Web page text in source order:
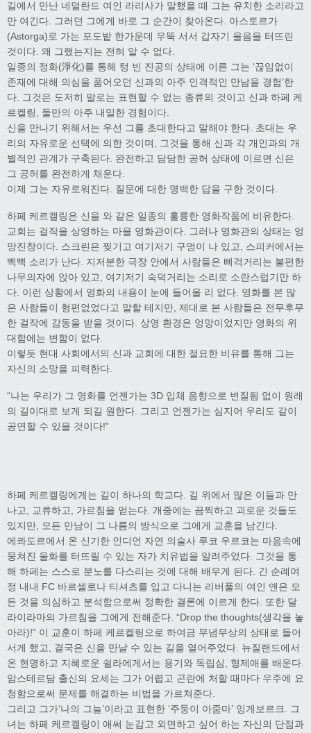
길에서 만난 네덜란드 여인 라리사가 말했을 때 그는 유치한 소리라고
만 여긴다. 그러던 그에게 바로 그 순간이 찾아온다. 아스토르가
(Astorga)로 가는 포도밭 한가운데 우뚝 서서 갑자기 울음을 터뜨린
것이다. 왜 그랬는지는 전혀 알 수 없다.
일종의 정화(淨化)를 통해 텅 빈 진공의 상태에 이른 그는 ‘끊임없이
존재에 대해 의심을 품어오던 신과의 아주 인격적인 만남을 경험’한
다. 그것은 도저히 말로는 표현할 수 없는 종류의 것이고 신과 하페 케
르켈링, 둘만의 아주 내밀한 경험이다.
신을 만나기 위해서는 우선 그를 초대한다고 말해야 한다. 초대는 우
리의 자유로운 선택에 의한 것이며, 그것을 통해 신과 각 개인과의 개
별적인 관계가 구축된다. 완전하고 담담한 공허 상태에 이르면 신은
그 공허를 완전하게 채운다.
이제 그는 자유로워진다. 질문에 대한 명백한 답을 구한 것이다.
하페 케르켈링은 신을 와 같은 일종의 훌륭한 영화작품에 비유한다.
교회는 걸작을 상영하는 마을 영화관이다. 그러나 영화관의 상태는 엉
망진창이다. 스크린은 찢기고 여기저기 구멍이 나 있고, 스피커에서는
삑삑 소리가 난다. 지저분한 극장 안에서 사람들은 삐걱거리는 불편한
나무의자에 앉아 있고, 여기저기 숙덕거리는 소리로 소란스럽기만 하
다. 이런 상황에서 영화의 내용이 눈에 들어올 리 없다. 영화를 본 많
은 사람들이 형편없었다고 말할 테지만, 제대로 본 사람들은 전무후무
한 걸작에 감동을 받을 것이다. 상영 환경은 엉망이었지만 영화의 위
대함에는 변함이 없다.
이렇듯 현대 사회에서의 신과 교회에 대한 절묘한 비유를 통해 그는
자신의 소망을 피력한다.
“나는 우리가 그 영화를 언젠가는 3D 입체 음향으로 변질됨 없이 원래
의 길이대로 보게 되길 원한다. 그리고 언젠가는 심지어 우리도 같이
공연할 수 있을 것이다!”
하페 케르켈링에게는 길이 하나의 학교다. 길 위에서 많은 이들과 만
나고, 교류하고, 가르침을 얻는다. 개중에는 끔찍하고 괴로운 것들도
있지만, 모든 만남이 그 나름의 방식으로 그에게 교훈을 남긴다.
에콰도르에서 온 신기한 인디언 자연 의술사 루코 우르코는 마음속에
뭉쳐진 울화를 터뜨릴 수 있는 자가 치유법을 알려주었다. 그것을 통
해 하페는 스스로 분노를 다스리는 것에 대해 배우게 된다. 긴 순례여
정 내내 FC 바르셀로나 티셔츠를 입고 다니는 리버풀의 여인 앤은 모
든 것을 의심하고 분석함으로써 정확한 결론에 이르게 한다. 또한 달
라이라마의 가르침을 그에게 전해준다. “Drop the thoughts(생각을 놓
아라)!” 이 교훈이 하페 케르켈링으로 하여금 무념무상의 상태로 들어
서게 했고, 결국은 신을 만날 수 있는 길을 열어주었다. 뉴질랜드에서
온 현명하고 지혜로운 쉴라에게서는 용기와 독립심, 형제애를 배운다.
암스테르담 출신의 요세는 그가 어렵고 곤란에 처할 때마다 우주에 요
청함으로써 문제를 해결하는 비법을 가르쳐준다.
그리고 그가‘나의 그늘’이라고 표현한 ‘주둥이 아줌마’ 잉게보르크. 그
녀는 하페 케르켈링이 애써 눈감고 외면하고 싶어 하는 자신의 단점과